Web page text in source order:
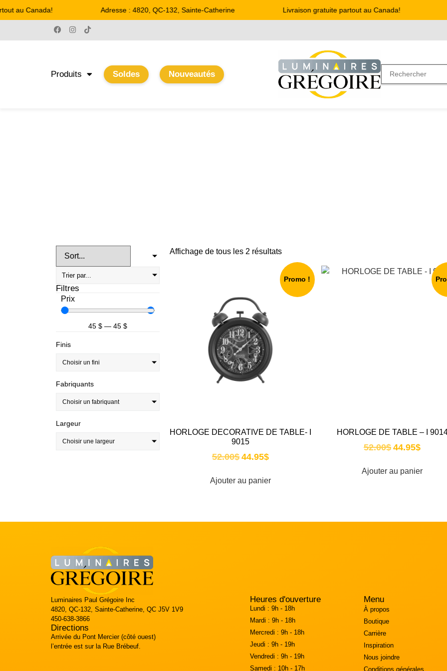
au Canada! Adresse : 4820, QC-132, Sainte-Catherine Livraison gratuite partout au Canada!
Produits Soldes Nouveautés
Filtres
Prix
45 $ — 45 $
Finis
Choisir un fini
Fabriquants
Choisir un fabriquant
Largeur
Choisir une largeur
Affichage de tous les 2 résultats
Promo !
HORLOGE DECORATIVE DE TABLE- I
9015
52.00$ 44.95$
Ajouter au panier
HORLOGE DE TABLE – I
52.00$ 44.95$
Ajouter au panier
Luminaires Paul Grégoire Inc
4820, QC-132, Sainte-Catherine, QC J5V 1V9
450-638-3866
Directions
Arrivée du Pont Mercier (côté ouest)
l’entrée est sur la Rue Brébeuf.
Heures d'ouverture
Lundi : 9h - 18h
Mardi : 9h - 18h
Mercredi : 9h - 18h
Jeudi : 9h - 19h
Vendredi : 9h - 19h
Samedi : 10h - 17h
Menu
À propos
Boutique
Carrière
Inspiration
Nous joindre
Conditions générales